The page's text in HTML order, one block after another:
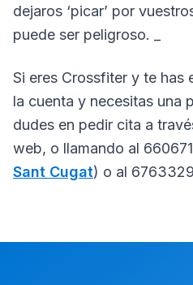
dejaros ‘picar’ por
puede ser peligroso.
Si eres Crossfiter y te has
la cuenta y necesitas una
dudes en pedir cita a
web, o llamando al
Sant Cugat) o al